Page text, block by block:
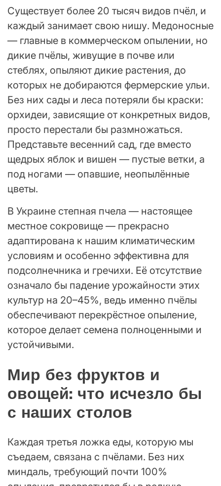
Существует более 20 тысяч видов пчёл, и
каждый занимает свою нишу. Медоносные
— главные в коммерческом опылении, но
дикие пчёлы, живущие в почве или
стеблях, опыляют дикие растения, до
которых не добираются фермерские ульи.
Без них сады и леса потеряли бы краски:
орхидеи, зависящие от конкретных видов,
просто перестали бы размножаться.
Представьте весенний сад, где вместо
щедрых яблок и вишен — пустые ветки, а
под ногами — опавшие, неопылённые
цветы.
В Украине степная пчела — настоящее
местное сокровище — прекрасно
адаптирована к нашим климатическим
условиям и особенно эффективна для
подсолнечника и гречихи. Её отсутствие
означало бы падение урожайности этих
культур на 20–45%, ведь именно пчёлы
обеспечивают перекрёстное опыление,
которое делает семена полноценными и
устойчивыми.
Мир без фруктов и
овощей: что исчезло бы
с наших столов
Каждая третья ложка еды, которую мы
съедаем, связана с пчёлами. Без них
миндаль, требующий почти 100%